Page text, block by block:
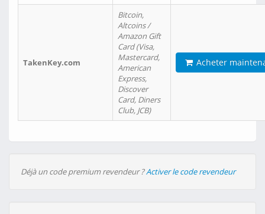
TakenKey.com
Bitcoin,
Altcoins /
Amazon Gift
Card (Visa,
Mastercard,
American
Express,
Discover
Card, Diners
Club, JCB)
Acheter
Déjà un code premium revendeur ?Activer le code revendeur